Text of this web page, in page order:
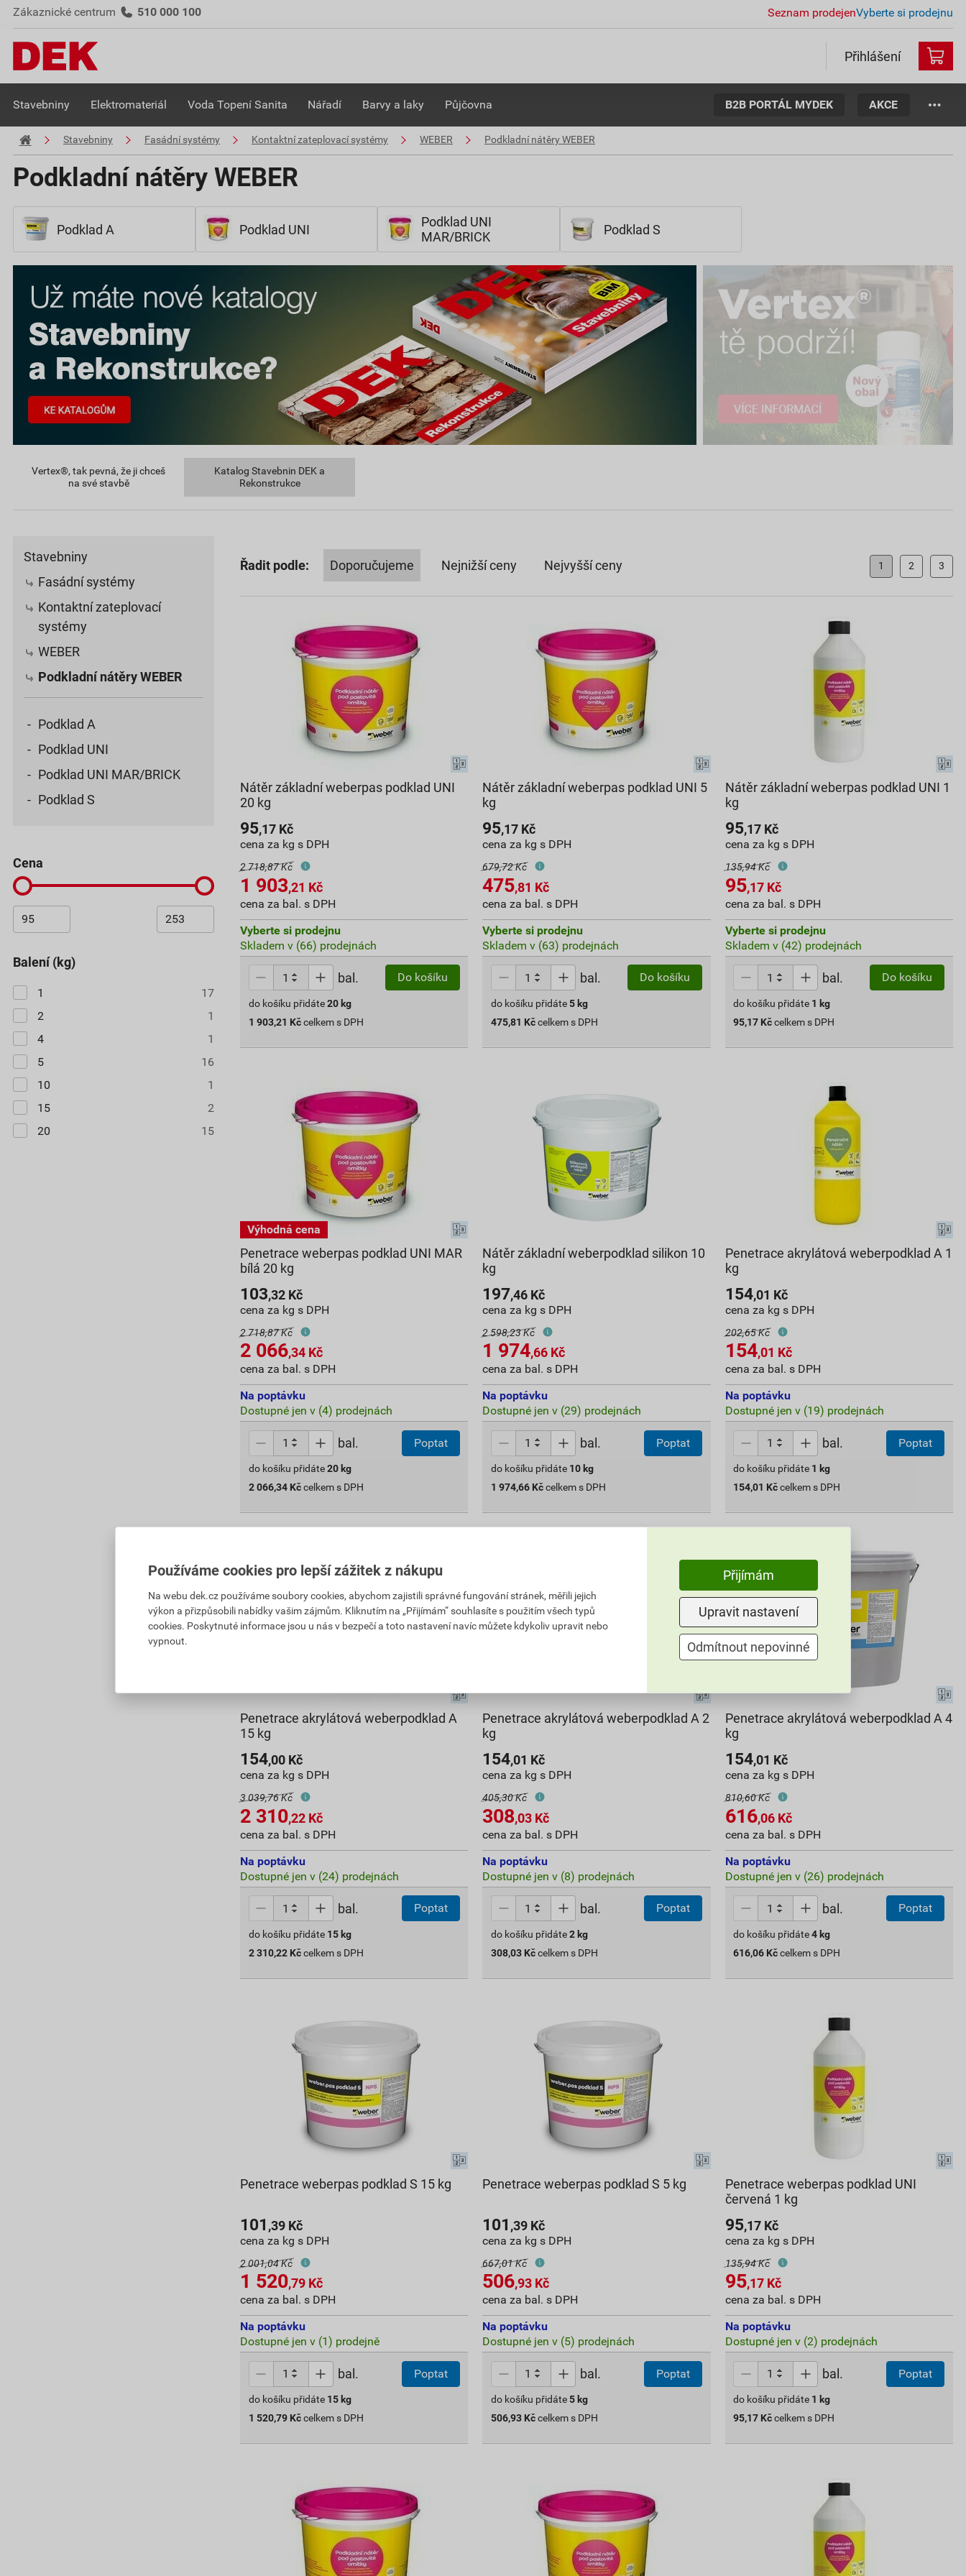
Zákaznické centrum 510 000 100 Seznam prodejenVyberte si prodejnu
Přihlášení
Stavebniny Elektromateriál Voda Topení Sanita Nářadí Barvy a laky Půjčovna B2B PORTÁL MYDEK AKCE
Stavebniny Fasádní systémy Kontaktní zateplovací systémy WEBER Podkladní nátěry WEBER
Podkladní nátěry WEBER
Podklad A Podklad UNI
Podklad UNI
MAR/BRICK
Podklad S
Vertex®, tak pevná, že ji chceš
na své stavbě
Katalog Stavebnin DEK a
Rekonstrukce
Stavebniny
Fasádní systémy
Kontaktní zateplovací
systémy
WEBER
Podkladní nátěry WEBER
Podklad A
Podklad UNI
Podklad UNI MAR/BRICK
Podklad S
balení (kg)
1
17
2
1
4
1
5
16
10
1
15
2
20
15
cena
Řadit podle: Doporučujeme Nejnižší ceny Nejvyšší ceny 1 2 3
Nátěr základní weberpas podklad UNI
20 kg
95,17 Kč
cena za kg s DPH
2 718,87 Kč
1 903,21 Kč
cena za bal. s DPH
Vyberte si prodejnu
Skladem v (66) prodejnách
bal. Do košíku
do košíku přidáte 20 kg
1 903,21 Kč celkem s DPH
Nátěr základní weberpas podklad UNI 5
kg
95,17 Kč
cena za kg s DPH
679,72 Kč
475,81 Kč
cena za bal. s DPH
Vyberte si prodejnu
Skladem v (63) prodejnách
bal. Do košíku
do košíku přidáte5 kg
475,81 Kčcelkem s DPH
Nátěr základní weberpas podklad UNI 1
kg
95,17Kč
cena za kg s DPH
135,94 Kč
95,17Kč
cena za bal. s DPH
Vyberte si prodejnu
Skladem v (42) prodejnách
bal. Do košíku
do košíku přidáte 1 kg
95,17 Kč celkem s DPH
Penetrace weberpas podklad UNI MAR
bílá 20 kg
103,32 Kč
cena za kg s DPH
2 718,87 Kč
2 066,34 Kč
cena za bal. s DPH
Na poptávku
Dostupné jen v (4) prodejnách
bal. Poptat
do košíku přidáte 20 kg
2 066,34 Kč celkem s DPH
Nátěr základní weberpodklad silikon 10
kg
197,46 Kč
cena za kg s DPH
2 598,23 Kč
1 974,66 Kč
cena za bal. s DPH
Na poptávku
Dostupné jen v (29) prodejnách
bal. Poptat
do košíku přidáte 10 kg
1 974,66 Kčcelkem s DPH
Penetrace akrylátová weberpodklad A 1
kg
154,01 Kč
cena za kg s DPH
202,65 Kč
154,01 Kč
cena za bal. s DPH
Na poptávku
Dostupné jen v (19) prodejnách
bal. Poptat
do košíku přidáte 1 kg
154,01 Kč celkem s DPH
Penetrace akrylátová weberpodklad A
15 kg
154,00 Kč
cena za kg s DPH
3 039,76 Kč
2 310,22 Kč
cena za bal. s DPH
Na poptávku
Dostupné jen v (24) prodejnách
bal. Poptat
do košíku přidáte 15 kg
2 310,22 Kč celkem s DPH
Penetrace akrylátová weberpodklad A 2
kg
154,01 Kč
cena za kg s DPH
405,30 Kč
308,03 Kč
cena za bal. s DPH
Na poptávku
Dostupné jen v (8) prodejnách
bal. Poptat
do košíku přidáte2 kg
308,03 Kčcelkem s DPH
Penetrace akrylátová weberpodklad A 4
kg
154,01 Kč
cena za kg s DPH
810,60 Kč
616,06Kč
cena za bal. s DPH
Na poptávku
Dostupné jen v (26) prodejnách
bal. Poptat
do košíku přidáte 4 kg
616,06 Kč celkem s DPH
Penetrace weberpas podklad S 15 kg
101 ,39 Kč
cena za kg s DPH
2 001,04 Kč
1 520,79 Kč
cena za bal. s DPH
Na poptávku
Dostupné jen v (1) prodejně
bal. Poptat
do košíku přidáte 15 kg
1 520,79 Kč celkem s DPH
Penetrace weberpas podklad S 5 kg
101 ,39 Kč
cena za kg s DPH
667,01 Kč
506,93 Kč
cena za bal. s DPH
Na poptávku
Dostupné jen v (5) prodejnách
bal. Poptat
do košíku přidáte5 kg
506,93 Kčcelkem s DPH
Penetrace weberpas podklad UNI
červená 1 kg
95,17Kč
cena za kg s DPH
135,94 Kč
95,17Kč
cena za bal. s DPH
Na poptávku
Dostupné jen v (2) prodejnách
bal. Poptat
do košíku přidáte 1 kg
95,17 Kč celkem s DPH
Používáme cookies pro lepší zážitek z nákupu
Na webu dek.cz používáme soubory cookies, abychom zajistili správné fungování stránek, měřili jejich
výkon a přizpůsobili nabídky vašim zájmům. Kliknutím na „Přijímám“ souhlasíte s použitím všech typů
cookies. Poskytnuté informace jsou u nás v bezpečí a toto nastavení navíc můžete kdykoliv upravit nebo
vypnout.
Přijímám
Upravit nastavení
Odmítnout nepovinné